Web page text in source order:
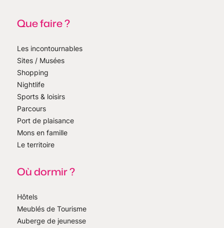
Que faire ?
Les incontournables
Sites / Musées
Shopping
Nightlife
Sports & loisirs
Parcours
Port de plaisance
Mons en famille
Le territoire
Où dormir ?
Hôtels
Meublés de Tourisme
Auberge de jeunesse